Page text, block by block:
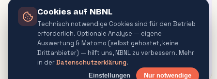
In der Route warnen
Routenplaner & Navigator warnen vor
Gefahrenquellen.
Cookies auf NBNL
Technisch notwendige Cookies sind für den Betrieb
erforderlich. Optionale Analyse — eigene
Auswertung & Matomo (selbst gehostet, keine
Drittanbieter) — hilft uns, NBNL zu verbessern. Mehr
in derDatenschutzerklärung.
Einstellungen Nur notwendige